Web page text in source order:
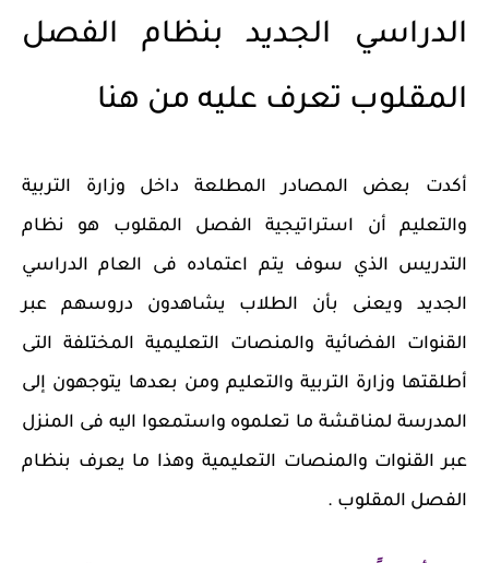
الدراسي الجديد بنظام الفصل
المقلوب تعرف عليه من هنا
أكدت بعض المصادر المطلعة داخل وزارة التربية
والتعليم أن استراتيجية الفصل المقلوب هو نظام
التدريس الذي سوف يتم اعتماده فى العام الدراسي
الجديد ويعنى بأن الطلاب يشاهدون دروسهم عبر
القنوات الفضائية والمنصات التعليمية المختلفة التى
أطلقتها وزارة التربية والتعليم ومن بعدها يتوجهون إلى
المدرسة لمناقشة ما تعلموه واستمعوا اليه فى المنزل
عبر القنوات والمنصات التعليمية وهذا ما يعرف بنظام
الفصل المقلوب .